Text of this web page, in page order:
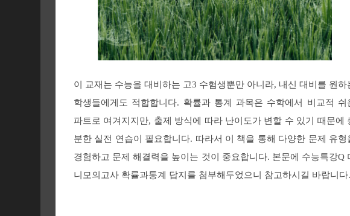
이 교재는 수능을 대비하는 고3 수험생뿐만 아니라, 내신 대비를 원하
학생들에게도 적합합니다. 확률과 통계 과목은 수학에서 비교적 쉬
파트로 여겨지지만, 출제 방식에 따라 난이도가 변할 수 있기 때문에
분한 실전 연습이 필요합니다. 따라서 이 책을 통해 다양한 문제 유형
경험하고 문제 해결력을 높이는 것이 중요합니다. 본문에 수능특강Q
니모의고사 확률과통계 답지를 첨부해두었으니 참고하시길 바랍니다.